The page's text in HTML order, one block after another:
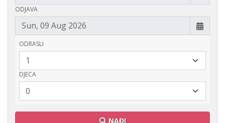
ODJAVA
ODRASLI
DJECA
NAĐI